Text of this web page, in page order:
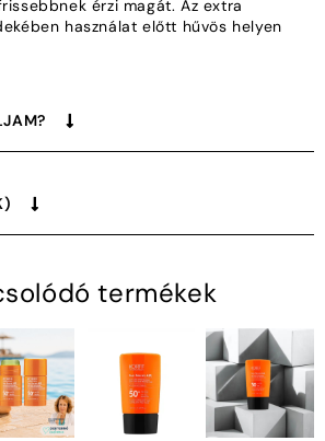
érzi magát. Az extra
használat előtt hűvös helyen
termékek